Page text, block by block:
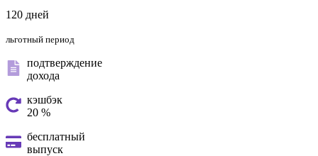
120 дней
льготный период
подтверждение
дохода
кэшбэк
20 %
бесплатный
выпуск